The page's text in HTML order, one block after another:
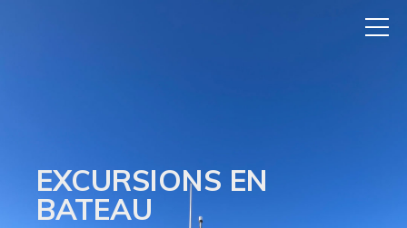
EXCURSIONS EN
BATEAU